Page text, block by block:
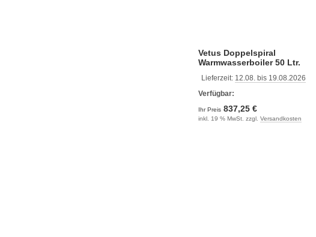
Vetus Doppelspiral
Warmwasserboiler 50 Ltr.
Lieferzeit: 12.08. bis 19.08.2026
Verfügbar:
Ihr Preis 837,25 €
inkl. 19 % MwSt. zzgl. Versandkosten